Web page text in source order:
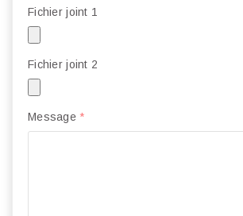
Fichier joint 1
Fichier joint 2
Message *